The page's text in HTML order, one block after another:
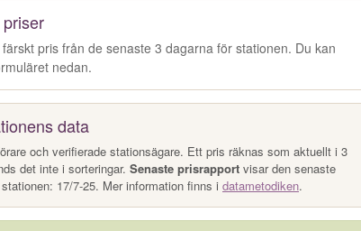
pris från de senaste 3 dagarna för stationen. Du kan
nedan.
data
och verifierade stationsägare. Ett pris räknas som aktuellt i 3
det inte i sorteringar. Senaste prisrapport visar den senaste
17/7-25. Mer information finns i datametodiken.